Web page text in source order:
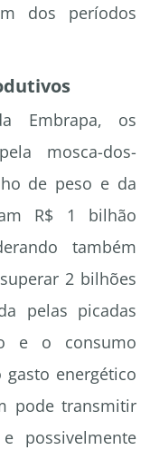
dos períodos
Embrapa, os
mosca-dos-
de peso e da
R$ 1 bilhão
também
2 bilhões
pelas picadas
e o consumo
energético
pode transmitir
possivelmente